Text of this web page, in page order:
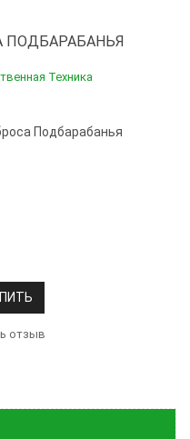
ПОДБАРАБАНЬЯ
Техника
Подбарабанья
отзыв